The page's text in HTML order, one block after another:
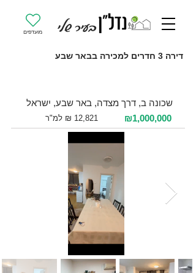
מועדפים
דירה 3 חדרים למכירה בבאר שבע
שכונה ב, דרך מצדה, באר שבע, ישראל
₪1,000,000